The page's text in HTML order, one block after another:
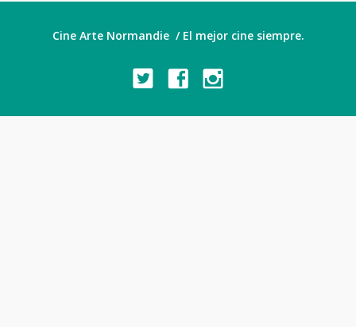
Cine Arte Normandie / El mejor cine siempre.